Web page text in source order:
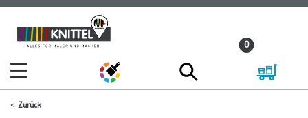
Zum
Inhalt
Zum
Navigationsmenü
0
Zurück